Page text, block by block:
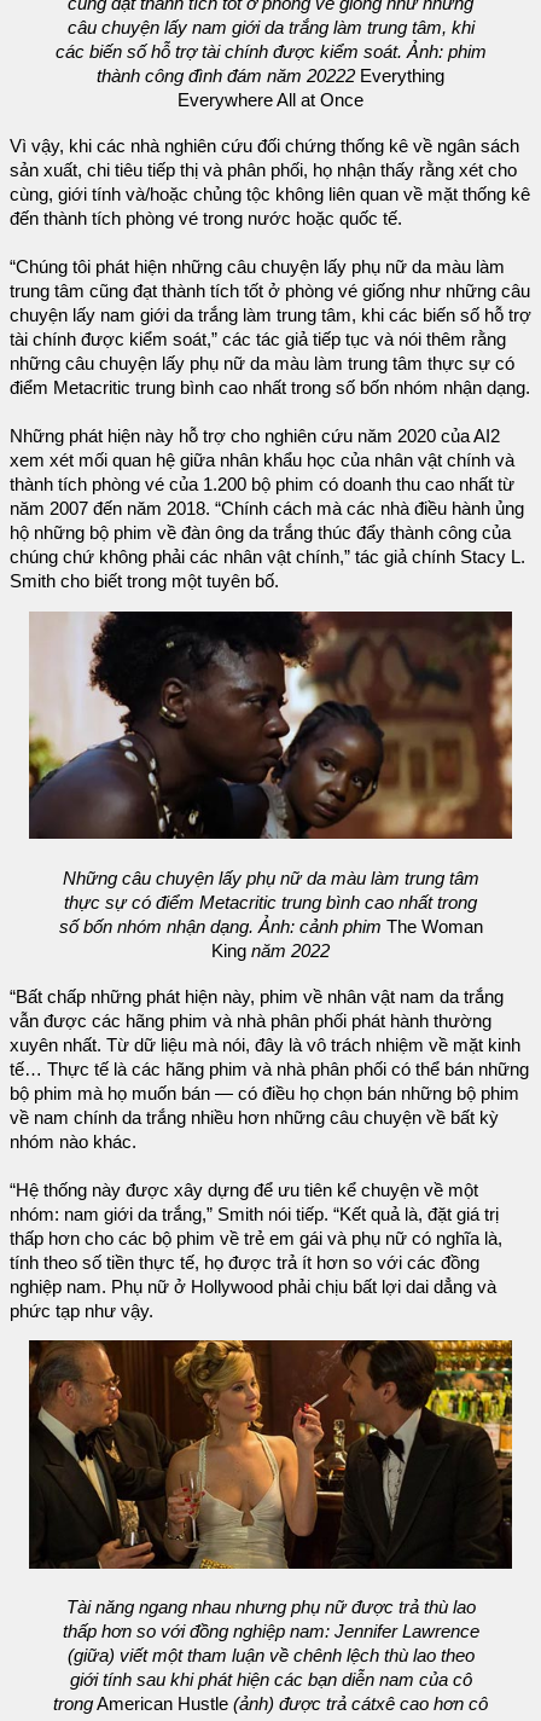
cũng đạt thành tích tốt ở phòng vé giống như những
câu chuyện lấy nam giới da trắng làm trung tâm, khi
các biến số hỗ trợ tài chính được kiểm soát. Ảnh: phim
thành công đình đám năm 20222 Everything
Everywhere All at Once
Vì vậy, khi các nhà nghiên cứu đối chứng thống kê về ngân sách
sản xuất, chi tiêu tiếp thị và phân phối, họ nhận thấy rằng xét cho
cùng, giới tính và/hoặc chủng tộc không liên quan về mặt thống kê
đến thành tích phòng vé trong nước hoặc quốc tế.
“Chúng tôi phát hiện những câu chuyện lấy phụ nữ da màu làm
trung tâm cũng đạt thành tích tốt ở phòng vé giống như những câu
chuyện lấy nam giới da trắng làm trung tâm, khi các biến số hỗ trợ
tài chính được kiểm soát,” các tác giả tiếp tục và nói thêm rằng
những câu chuyện lấy phụ nữ da màu làm trung tâm thực sự có
điểm Metacritic trung bình cao nhất trong số bốn nhóm nhận dạng.
Những phát hiện này hỗ trợ cho nghiên cứu năm 2020 của AI2
xem xét mối quan hệ giữa nhân khẩu học của nhân vật chính và
thành tích phòng vé của 1.200 bộ phim có doanh thu cao nhất từ
năm 2007 đến năm 2018. “Chính cách mà các nhà điều hành ủng
hộ những bộ phim về đàn ông da trắng thúc đẩy thành công của
chúng chứ không phải các nhân vật chính,” tác giả chính Stacy L.
Smith cho biết trong một tuyên bố.
Những câu chuyện lấy phụ nữ da màu làm trung tâm
thực sự có điểm Metacritic trung bình cao nhất trong
số bốn nhóm nhận dạng. Ảnh: cảnh phim The Woman
King năm 2022
“Bất chấp những phát hiện này, phim về nhân vật nam da trắng
vẫn được các hãng phim và nhà phân phối phát hành thường
xuyên nhất. Từ dữ liệu mà nói, đây là vô trách nhiệm về mặt kinh
tế… Thực tế là các hãng phim và nhà phân phối có thể bán những
bộ phim mà họ muốn bán — có điều họ chọn bán những bộ phim
về nam chính da trắng nhiều hơn những câu chuyện về bất kỳ
nhóm nào khác.
“Hệ thống này được xây dựng để ưu tiên kể chuyện về một
nhóm: nam giới da trắng,” Smith nói tiếp. “Kết quả là, đặt giá trị
thấp hơn cho các bộ phim về trẻ em gái và phụ nữ có nghĩa là,
tính theo số tiền thực tế, họ được trả ít hơn so với các đồng
nghiệp nam. Phụ nữ ở Hollywood phải chịu bất lợi dai dẳng và
phức tạp như vậy.
Tài năng ngang nhau nhưng phụ nữ được trả thù lao
thấp hơn so với đồng nghiệp nam: Jennifer Lawrence
(giữa) viết một tham luận về chênh lệch thù lao theo
giới tính sau khi phát hiện các bạn diễn nam của cô
trongAmerican Hustle (ảnh) được trả cátxê cao hơn cô